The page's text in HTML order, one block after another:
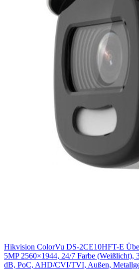
Hikvision ColorVu DS-2CE10HFT-E
5MP 2560×1944, 24/7 Farbe (Weißlicht),
dB, PoC, AHD/CVI/TVI, Außen,